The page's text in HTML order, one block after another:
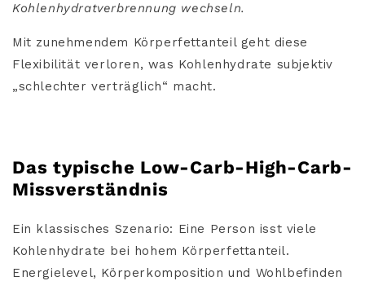
Kohlenhydratverbrennung wechseln.
Mit zunehmendem Körperfettanteil geht diese
Flexibilität verloren, was Kohlenhydrate subjektiv
„schlechter verträglich“ macht.
Das typische Low-Carb-High-Carb-
Missverständnis
Ein klassisches Szenario: Eine Person isst viele
Kohlenhydrate bei hohem Körperfettanteil.
Energielevel, Körperkomposition und Wohlbefinden